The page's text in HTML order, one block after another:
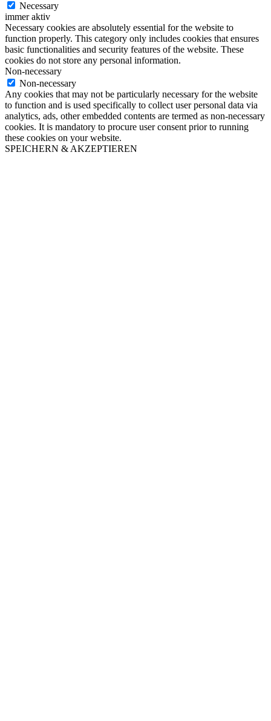
Necessary
immer aktiv
Necessary cookies are absolutely essential for the website to
function properly. This category only includes cookies that ensures
basic functionalities and security features of the website. These
cookies do not store any personal information.
Non-necessary
Non-necessary
Any cookies that may not be particularly necessary for the website
to function and is used specifically to collect user personal data via
analytics, ads, other embedded contents are termed as non-necessary
cookies. It is mandatory to procure user consent prior to running
these cookies on your website.
SPEICHERN & AKZEPTIEREN